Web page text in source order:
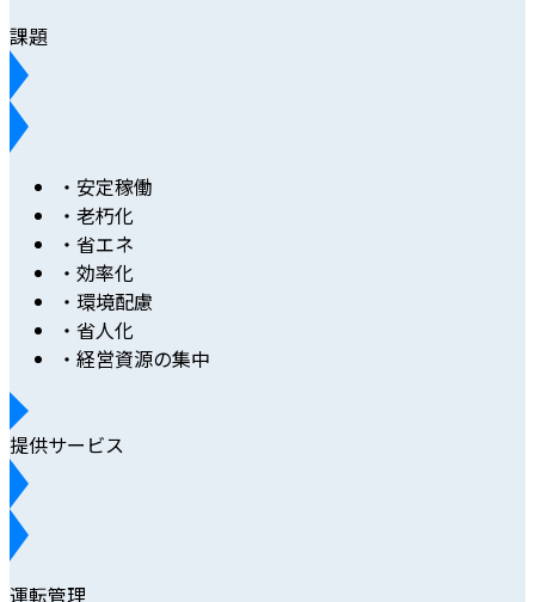
課題
・安定稼働
・老朽化
・省エネ
・効率化
・環境配慮
・省人化
・経営資源の集中
提供サービス
運転管理